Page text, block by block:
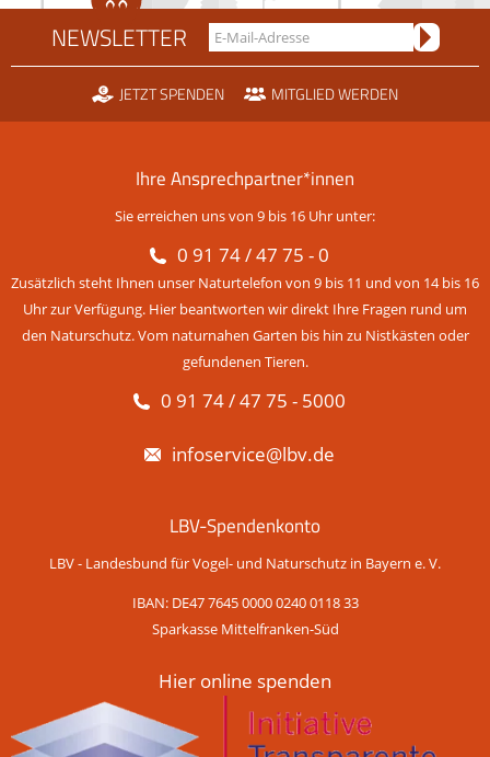
NEWSLETTER
JETZT SPENDEN MITGLIED WERDEN
Ihre Ansprechpartner*innen
Sie erreichen uns von 9 bis 16 Uhr unter:
0 91 74 / 47 75 - 0
Zusätzlich steht Ihnen unser Naturtelefon von 9 bis 11 und von 14 bis 16
Uhr zur Verfügung. Hier beantworten wir direkt Ihre Fragen rund um
den Naturschutz. Vom naturnahen Garten bis hin zu Nistkästen oder
gefundenen Tieren.
0 91 74 / 47 75 - 5000
infoservice@lbv.de
LBV-Spendenkonto
LBV - Landesbund für Vogel- und Naturschutz in Bayern e. V.
IBAN: DE47 7645 0000 0240 0118 33
Sparkasse Mittelfranken-Süd
Hier online spenden